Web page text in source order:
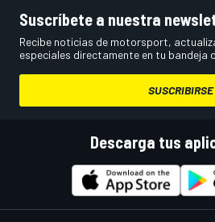
Suscríbete a nuestra
Recibe noticias de motorsport,
especiales directamente en tu bandeja
SUSCRIBIRSE
Descarga tus